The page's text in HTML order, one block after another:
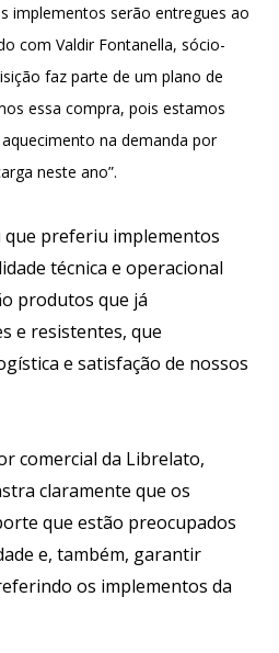
implementos serão entregues ao
com Valdir Fontanella, sócio-
faz parte de um plano de
essa compra, pois estamos
na demanda por
neste ano”.
preferiu implementos
técnica e operacional
produtos que já
e resistentes, que
e satisfação de nossos
comercial da Librelato,
claramente que os
que estão preocupados
e, também, garantir
os implementos da